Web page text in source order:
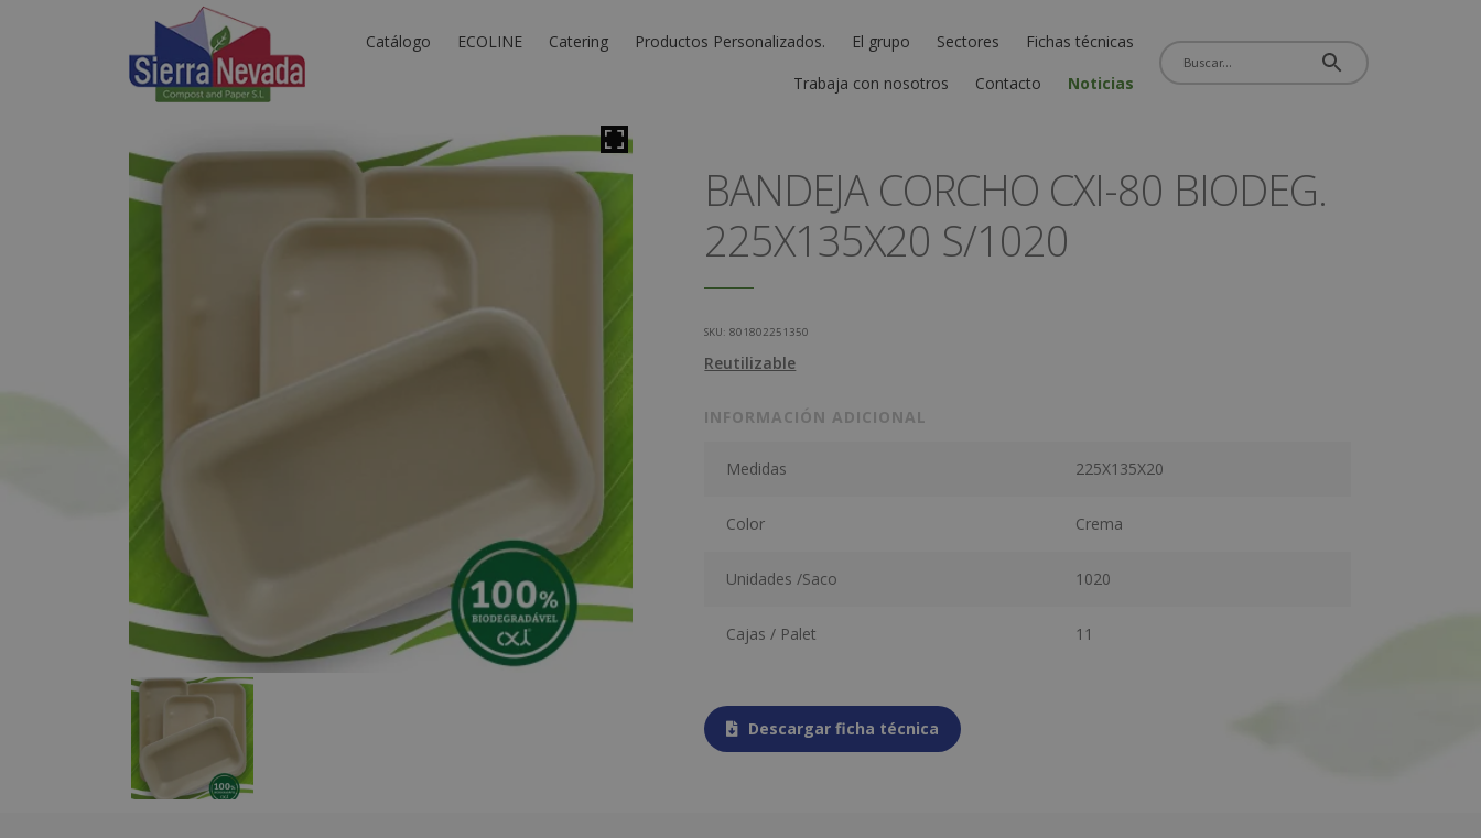
Catálogo ECOLINE Catering Productos Personalizados. El grupo Sectores
Fichas técnicas
Trabaja con nosotros
Contacto Noticias
BANDEJA CORCHO CXI-80 BIODEG.
225X135X20 S/1020
SKU:801802251350
Reutilizable
INFORMACIÓN ADICIONAL
Medidas 225X135X20
Color Crema
Unidades /Saco 1020
Cajas / Palet 11
Descargar ficha técnica